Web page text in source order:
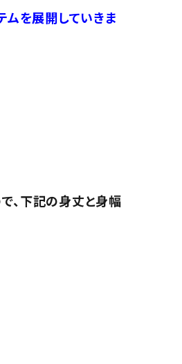
ムを展開していきま
、下記の身丈と身幅